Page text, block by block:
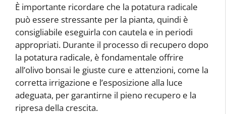
È importante ricordare che la potatura radicale
può essere stressante per la pianta, quindi è
consigliabile eseguirla con cautela e in periodi
appropriati. Durante il processo di recupero dopo
la potatura radicale, è fondamentale offrire
all’olivo bonsai le giuste cure e attenzioni, come la
corretta irrigazione e l’esposizione alla luce
adeguata, per garantirne il pieno recupero e la
ripresa della crescita.